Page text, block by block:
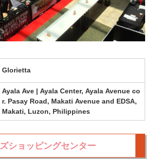
Glorietta
Ayala Ave | Ayala Center, Ayala Avenue co
r. Pasay Road, Makati Avenue and EDSA,
Makati, Luzon, Philippines
ショッピングセンター